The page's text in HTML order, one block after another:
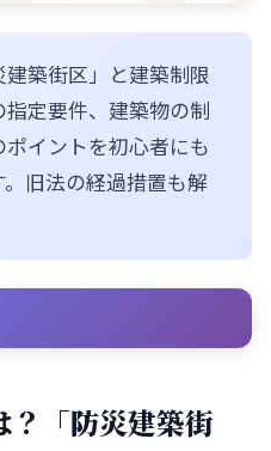
築街区」と建築制限
定要件、建築物の制
イントを初心者にも
旧法の経過措置も解
？「防災建築街